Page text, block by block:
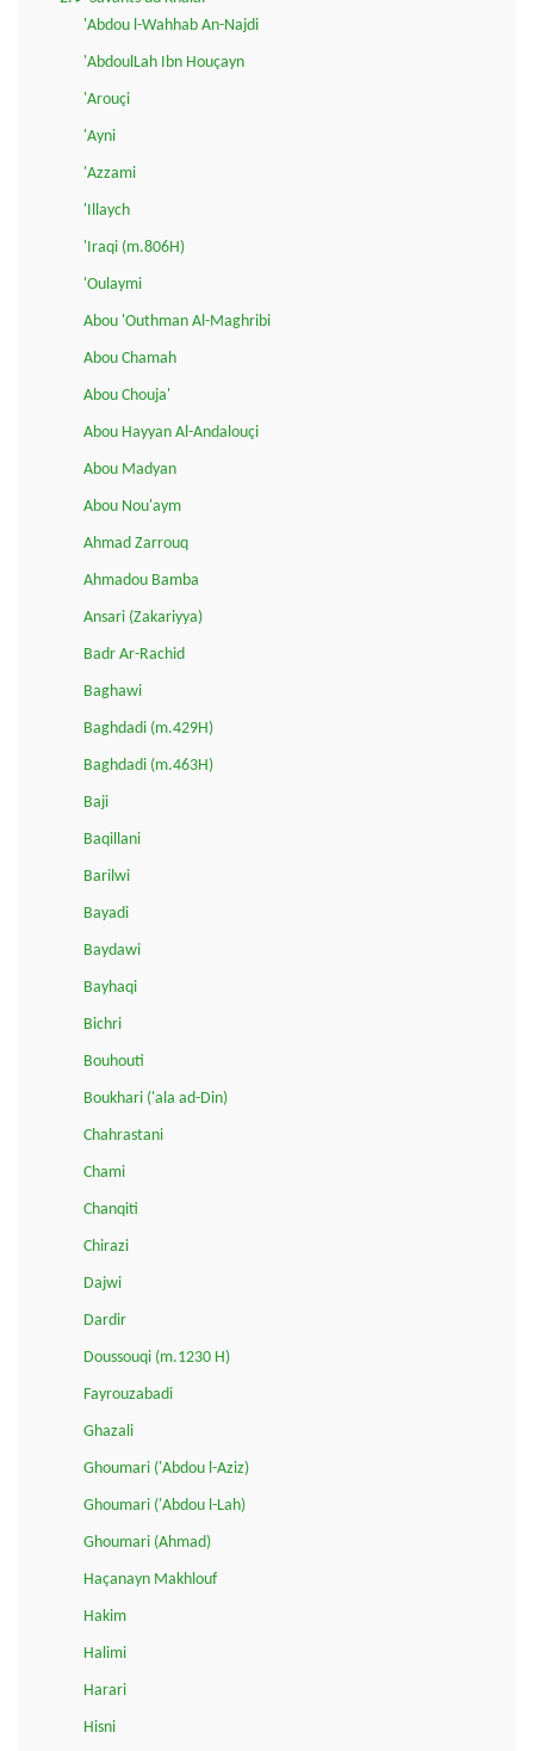
'Abdou l-Wahhab An-Najdi
'AbdoulLah Ibn Houçayn
'Arouçi
'Ayni
'Azzami
'Illaych
'Iraqi (m.806H)
'Oulaymi
Abou 'Outhman Al-Maghribi
Abou Chamah
Abou Chouja'
Abou Hayyan Al-Andalouçi
Abou Madyan
Abou Nou'aym
Ahmad Zarrouq
Ahmadou Bamba
Ansari (Zakariyya)
Badr Ar-Rachid
Baghawi
Baghdadi (m.429H)
Baghdadi (m.463H)
Baji
Baqillani
Barilwi
Bayadi
Baydawi
Bayhaqi
Bichri
Bouhouti
Boukhari ('ala ad-Din)
Chahrastani
Chami
Chanqiti
Chirazi
Dajwi
Dardir
Doussouqi (m.1230 H)
Fayrouzabadi
Ghazali
Ghoumari ('Abdou l-Aziz)
Ghoumari ('Abdou l-Lah)
Ghoumari (Ahmad)
Haçanayn Makhlouf
Hakim
Halimi
Harari
Hisni